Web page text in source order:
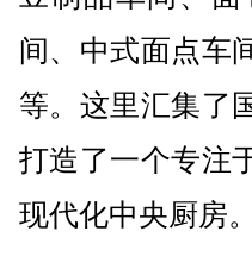
间、中式面点车
等。这里汇集了
打造了一个专注
现代化中央厨房。